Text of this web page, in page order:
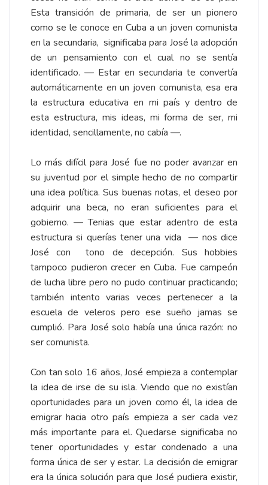
Esta transición de primaria, de ser un pionero
como se le conoce en Cuba a un joven comunista
en la secundaria, significaba para José la adopción
de un pensamiento con el cual no se sentía
identificado. — Estar en secundaria te convertía
automáticamente en un joven comunista, esa era
la estructura educativa en mi país y dentro de
esta estructura, mis ideas, mi forma de ser, mi
identidad, sencillamente, no cabía —.
Lo más difícil para José fue no poder avanzar en
su juventud por el simple hecho de no compartir
una idea política. Sus buenas notas, el deseo por
adquirir una beca, no eran suficientes para el
gobierno. — Tenias que estar adentro de esta
estructura si querías tener una vida — nos dice
José con tono de decepción. Sus hobbies
tampoco pudieron crecer en Cuba. Fue campeón
de lucha libre pero no pudo continuar practicando;
también intento varias veces pertenecer a la
escuela de veleros pero ese sueño jamas se
cumplió. Para José solo había una única razón: no
ser comunista.
Con tan solo 16 años, José empieza a contemplar
la idea de irse de su isla. Viendo que no existían
oportunidades para un joven como él, la idea de
emigrar hacia otro país empieza a ser cada vez
más importante para el. Quedarse significaba no
tener oportunidades y estar condenado a una
forma única de ser y estar. La decisión de emigrar
era la única solución para que José pudiera existir,